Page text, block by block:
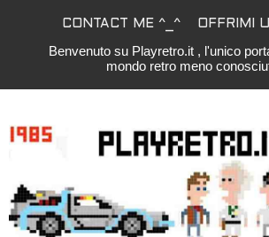
CONTACT ME ^_^ OFFRIMI
Benvenuto su Playretro.it , l'unico
mondo retro meno